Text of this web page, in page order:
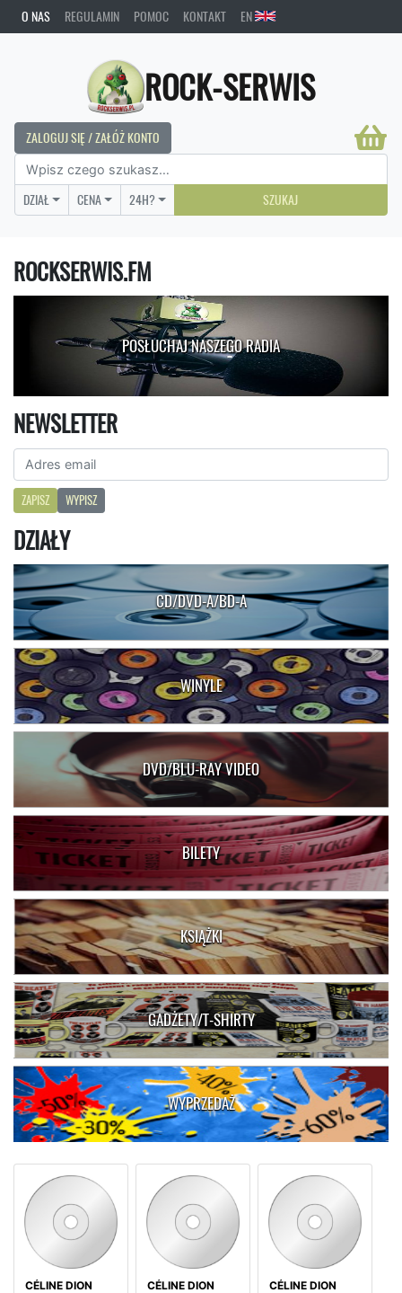
O NAS REGULAMIN POMOC KONTAKT EN
ROCK-SERWIS
ZALOGUJ SIĘ / ZAŁÓŻ KONTO
DZIAŁ CENA 24H? SZUKAJ
ROCKSERWIS.FM
POSŁUCHAJ NASZEGO RADIA
NEWSLETTER
ZAPISZ WYPISZ
DZIAŁY
CD/DVD-A/BD-A
WINYLE
DVD/BLU-RAY VIDEO
BILETY
KSIĄŻKI
GADŻETY/T-SHIRTY
WYPRZEDAŻ
CÉLINE DION
CÉLINE DION
CÉLINE DION